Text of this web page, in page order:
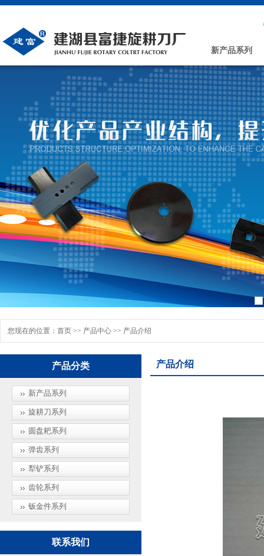
新产品系列
您现在的位置： 首页 >> 产品中心 >> 产品介绍
产品分类
新产品系列
旋耕刀系列
圆盘耙系列
弹齿系列
犁铲系列
齿轮系列
钣金件系列
联系我们
产品介绍